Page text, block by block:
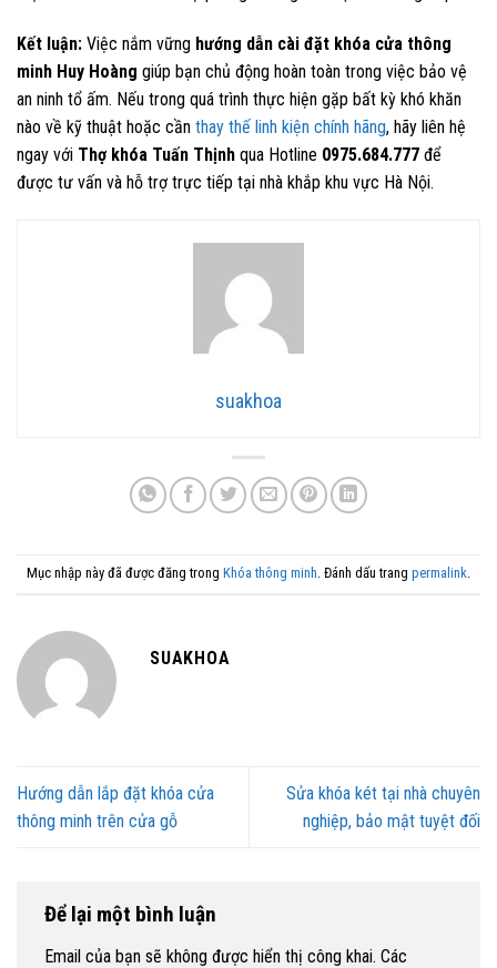
Kết luận: Việc nắm vững hướng dẫn cài đặt khóa cửa thông
minh Huy Hoàng giúp bạn chủ động hoàn toàn trong việc bảo vệ
an ninh tổ ấm. Nếu trong quá trình thực hiện gặp bất kỳ khó khăn
nào về kỹ thuật hoặc cần thay thế linh kiện chính hãng, hãy liên hệ
ngay với Thợ khóa Tuấn Thịnh qua Hotline 0975.684.777 để
được tư vấn và hỗ trợ trực tiếp tại nhà khắp khu vực Hà Nội.
suakhoa
Mục nhập này đã được đăng trong Khóa thông minh. Đánh dấu trang permalink.
SUAKHOA
Hướng dẫn lắp đặt khóa cửa
thông minh trên cửa gỗ
Sửa khóa két tại nhà chuyên
nghiệp, bảo mật tuyệt đối
Để lại một bình luận
Email của bạn sẽ không được hiển thị công khai. Các